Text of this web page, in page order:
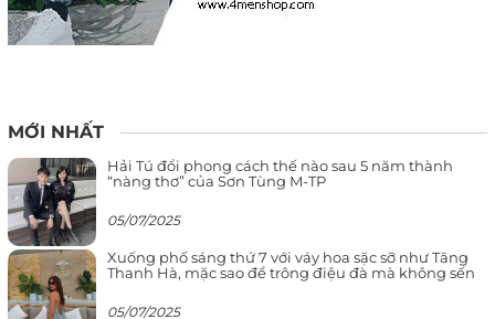
MỚI NHẤT
Hải Tú đổi phong cách thế nào sau 5 năm thành
“nàng thơ” của Sơn Tùng M-TP
05/07/2025
Xuống phố sáng thứ 7 với váy hoa sặc sỡ như Tăng
Thanh Hà, mặc sao để trông điệu đà mà không sến
05/07/2025